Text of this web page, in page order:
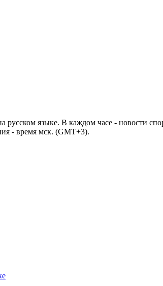
языке. В каждом часе - новости
- время мск. (GMT+3).